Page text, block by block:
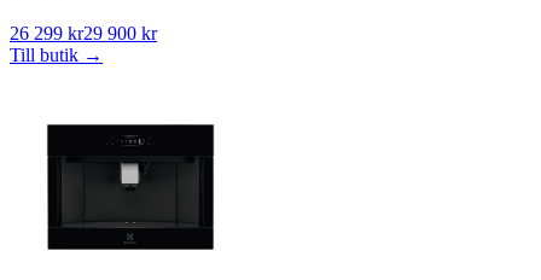
26 299 kr29 900 kr
Till butik →